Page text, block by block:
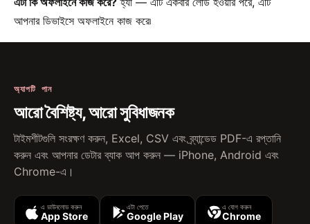
আপনার ডিভাইসে অফলাইনে কাজ করে৷
অ্যাপটি পান
আরো বৈশিষ্ট্য, আরো সুবিধাজনক
টাইমশীটগুলি সংরক্ষণ করুন, Excel, CSV এবং ব্র্যান্ডেড PDF-এ রপ্তানি
করুন এবং আপনার ডেটার ব্যাক আপ করুন — iPhone, Android এবং
Chrome-এ।
এ ডাউনলোড করুন
App Store
এটা পেতে
Google Play
এ যোগ করুন
Chrome